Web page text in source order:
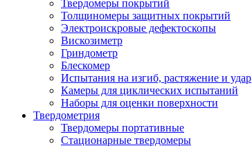
Твердомеры покрытий
Толщиномеры защитных покрытий
Электроискровые дефектоскопы
Вискозиметр
Гриндометр
Блескомер
Испытания на изгиб, растяжение и удар
Камеры для циклических испытаний
Наборы для оценки поверхности
Твердометрия
Твердомеры портативные
Стационарные твердомеры